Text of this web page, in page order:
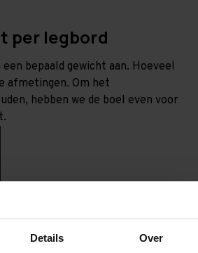
Details Over
per legbord
bepaald gewicht aan. Hoeveel
afmetingen. Om het
hebben we de boel even voor